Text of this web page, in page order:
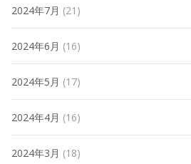
2024年7月 (21)
2024年6月 (16)
2024年5月 (17)
2024年4月 (16)
2024年3月 (18)